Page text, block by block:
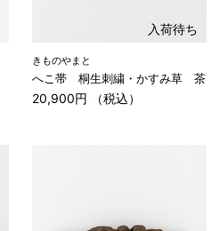
入荷待ち
きものやまと
へこ帯 桐生刺繍・かすみ草 茶
20,900円 （税込）